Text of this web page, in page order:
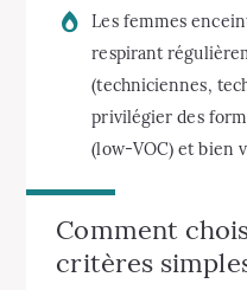
Les femmes
respirant
(techniciennes,
privilégier des
(low-VOC) et bien
Comment
critères